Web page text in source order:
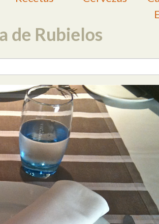
de Rubielos